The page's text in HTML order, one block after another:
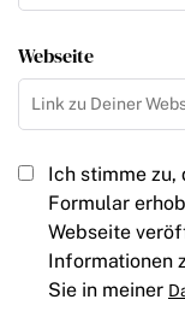
Webseite
Ich stimme zu,
Formular
Webseite
Informationen
Sie in meiner